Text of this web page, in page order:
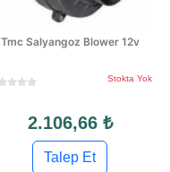
Tmc Salyangoz Blower 12v
Stokta Yok
2.106,66 ₺
Talep Et